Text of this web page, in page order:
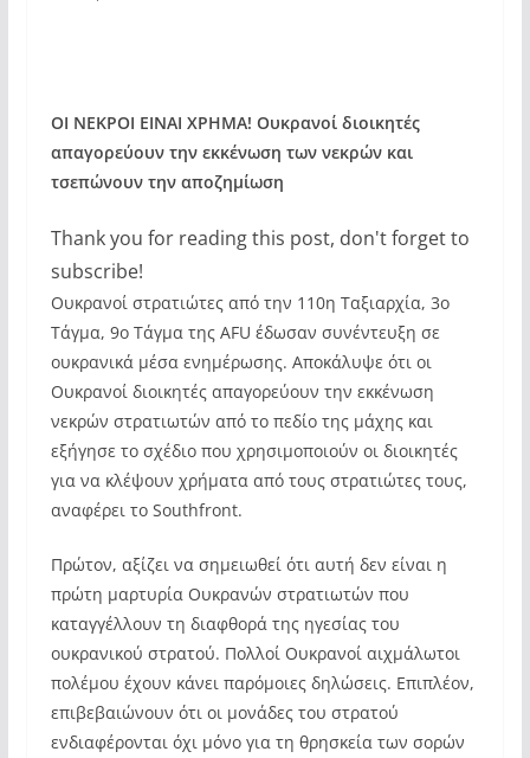
ΟΙ ΝΕΚΡΟΙ ΕΙΝΑΙ ΧΡΗΜΑ! Ουκρανοί διοικητές
απαγορεύουν την εκκένωση των νεκρών και
τσεπώνουν την αποζημίωση
Thank you for reading this post, don't forget to
subscribe!
Ουκρανοί στρατιώτες από την 110η Ταξιαρχία, 3ο
Τάγμα, 9ο Τάγμα της AFU έδωσαν συνέντευξη σε
ουκρανικά μέσα ενημέρωσης. Αποκάλυψε ότι οι
Ουκρανοί διοικητές απαγορεύουν την εκκένωση
νεκρών στρατιωτών από το πεδίο της μάχης και
εξήγησε το σχέδιο που χρησιμοποιούν οι διοικητές
για να κλέψουν χρήματα από τους στρατιώτες τους,
αναφέρει το Southfront.
Πρώτον, αξίζει να σημειωθεί ότι αυτή δεν είναι η
πρώτη μαρτυρία Ουκρανών στρατιωτών που
καταγγέλλουν τη διαφθορά της ηγεσίας του
ουκρανικού στρατού. Πολλοί Ουκρανοί αιχμάλωτοι
πολέμου έχουν κάνει παρόμοιες δηλώσεις. Επιπλέον,
επιβεβαιώνουν ότι οι μονάδες τoυ στρατού
ενδιαφέρονται όχι μόνο για τη θρησκεία των σορών